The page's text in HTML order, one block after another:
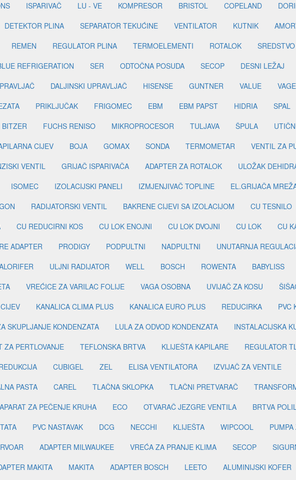
ISPARIVAČ LU - VE KOMPRESOR BRISTOL COPELAND
DETEKTOR PLINA SEPARATOR TEKUĆINE VENTILATOR KUTNIK
REMEN REGULATOR PLINA TERMOELEMENTI ROTALOK
REFRIGERATION SER ODTOČNA POSUDA SECOP DESNI LEŽAJ
DALJINSKI UPRAVLJAČ HISENSE GUNTNER VALUE VAGE
PRIKLJUČAK FRIGOMEC EBM EBM PAPST HIDRIA SPAL
BITZER FUCHS RENISO MIKROPROCESOR TULJAVA ŠPULA
CIJEV BOJA GOMAX SONDA TERMOMETAR
VENTIL ZA
VENTIL GRIJAČ ISPARIVAČA ADAPTER ZA ROTALOK
ULOŽAK
ISOMEC IZOLACIJSKI PANELI IZMJENJIVAČ TOPLINE EL.GRIJAČA
RADIJATORSKI VENTIL BAKRENE CIJEVI SA IZOLACIJOM
CU TESNILO
CU REDUCIRNI KOS CU LOK ENOJNI CU LOK DVOJNI CU LOK CU
ADAPTER PRODIGY PODPULTNI NADPULTNI
UNUTARNJA
ULJNI RADIJATOR WELL BOSCH ROWENTA BABYLISS
VREĆICE ZA VARILAC FOLIJE VAGA OSOBNA UVIJAČ ZA KOSU
KANALICA CLIMA PLUS KANALICA EURO PLUS REDUCIRKA
PVC
SKUPLJANJE KONDENZATA LULA ZA ODVOD KONDENZATA
INSTALACIJSKA
ZA PERTLOVANJE TEFLONSKA BRTVA KLIJEŠTA KAPILARE REGULATOR
CUBIGEL ZEL ELISA VENTILATORA IZVIJAČ ZA VENTILE
PASTA CAREL TLAČNA SKLOPKA TLAČNI PRETVARAČ
APARAT ZA PEČENJE KRUHA ECO OTVARAČ JEZGRE VENTILA
BRTVA
PVC NASTAVAK DCG NECCHI KLIJEŠTA WIPCOOL
ADAPTER MILWAUKEE VREĆA ZA PRANJE KLIMA SECOP
MAKITA MAKITA ADAPTER BOSCH LEETO ALUMINIJSKI KOFER